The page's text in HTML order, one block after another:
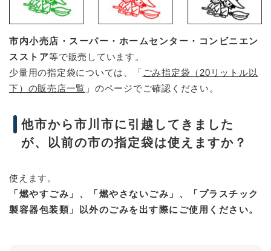
市内小売店・スーパー・ホームセンター・コンビニエン
スストア等で販売しています。
少量用の指定袋については、「 ごみ指定袋（20リットル以
下）の販売店一覧 」のページでご確認ください。
他市から市川市に引越してきました
が、以前の市の指定袋は使えますか？
使えます。
「燃やすごみ」、「燃やさないごみ」、「プラスチック
製容器包装類」以外のごみを出す際にご使用ください。